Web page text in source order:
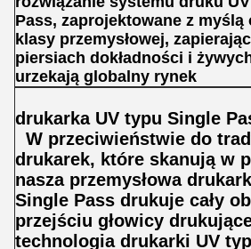
Pass, zaprojektowane z myślą
klasy przemysłowej,
piersiach dokładności i
urzekają globalny rynek
Czym
drukarka UV typu Single
W przeciwieństwie do
drukarek, które skanują w
nasza przemysłowa
Single Pass drukuje cały
przejściu głowicy
technologia drukarki UV